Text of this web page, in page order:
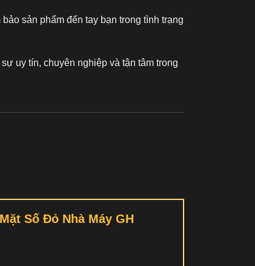
sản phẩm đến tay bạn trong tình trạng
uy tín, chuyên nghiệp và tận tâm trong
Số Đỏ Nhà Máy GH